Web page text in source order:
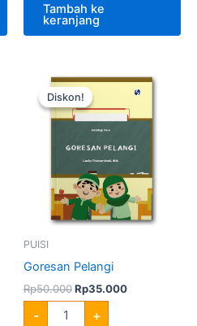
Tambah ke
keranjang
Diskon!
Diskon!
PUISI
Goresan Pelangi
Rp50.000
Harga
aslinya
adalah:
Rp50.000.
Rp35.000
Harga
saat
adalah:
-
Kuantitas
Goresan
Pelangi
+